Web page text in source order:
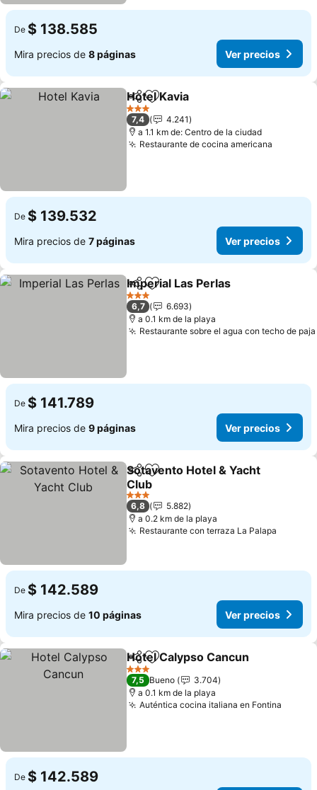
De $ 138.585
Mira precios de 8 páginas Ver precios
CompartirAgregar a favoritos
Hotel Kavia
3 Estrellas
7,4
4.241
a 1.1 km de: Centro de la ciudad
Restaurante de cocina americana
De $ 139.532
Mira precios de 7 páginas Ver precios
CompartirAgregar a favoritos
Imperial Las Perlas
3 Estrellas
6,7
6.693
a 0.1 km de la playa
Restaurante sobre el agua con techo de paja
De $ 141.789
Mira precios de 9 páginas Ver precios
CompartirAgregar a favoritos
Sotavento Hotel & Yacht
Club
Ver precios
3 Estrellas
6,8
5.882
a 0.2 km de la playa
Restaurante con terraza La Palapa
De $ 142.589
Mira precios de 10 páginas Ver precios
CompartirAgregar a favoritos
Hotel Calypso Cancun
3 Estrellas
7,5 Bueno
3.704
a 0.1 km de la playa
Auténtica cocina italiana en Fontina
De $ 142.589